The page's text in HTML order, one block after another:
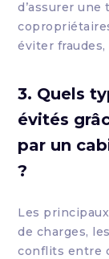
d’assurer
éviter
3. Quels
évités
par un
?
Les
de charges,
conflits entre